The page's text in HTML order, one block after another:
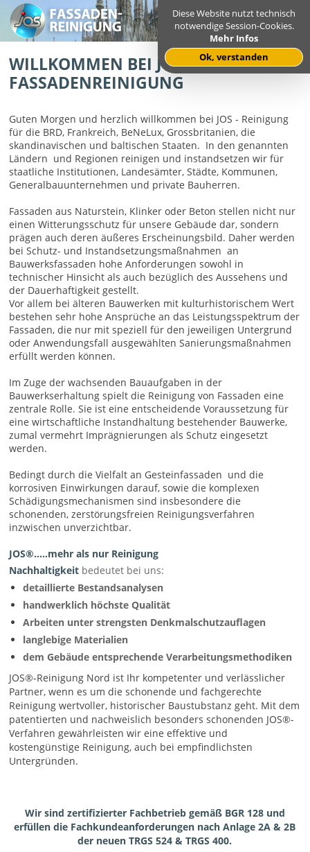
WILLKOMMEN BEI JOS©
FASSADENREINIGUNG
Guten Morgen und herzlich willkommen bei JOS - Reinigung
für die BRD, Frankreich, BeNeLux, Grossbritanien, die
skandinavischen und baltischen Staaten. In den genannten
Ländern und Regionen reinigen und instandsetzen wir für
staatliche Institutionen, Landesämter, Städte, Kommunen,
Generalbauunternehmen und private Bauherren.
Fassaden aus Naturstein, Klinker oder Beton stellen nicht nur
einen Witterungsschutz für unsere Gebäude dar, sondern
prägen auch deren äußeres Erscheinungsbild. Daher werden
bei Schutz- und Instandsetzungsmaßnahmen an
Bauwerksfassaden hohe Anforderungen sowohl in
technischer Hinsicht als auch bezüglich des Aussehens und
der Dauerhaftigkeit gestellt.
Vor allem bei älteren Bauwerken mit kulturhistorischem Wert
bestehen sehr hohe Ansprüche an das Leistungsspektrum der
Fassaden, die nur mit speziell für den jeweiligen Untergrund
oder Anwendungsfall ausgewählten Sanierungsmaßnahmen
erfüllt werden können.
Im Zuge der wachsenden Bauaufgaben in der
Bauwerkserhaltung spielt die Reinigung von Fassaden eine
zentrale Rolle. Sie ist eine entscheidende Voraussetzung für
eine wirtschaftliche Instandhaltung bestehender Bauwerke,
zumal vermehrt Imprägnierungen als Schutz eingesetzt
werden.
Bedingt durch die Vielfalt an Gesteinfassaden und die
korrosiven Einwirkungen darauf, sowie die komplexen
Schädigungsmechanismen sind insbesondere die
schonenden, zerstörungsfreien Reinigungsverfahren
inzwischen unverzichtbar.
JOS®.....mehr als nur Reinigung
Nachhaltigkeit bedeutet bei uns:
detaillierte Bestandsanalysen
handwerklich höchste Qualität
Arbeiten unter strengsten Denkmalschutzauflagen
langlebige Materialien
dem Gebäude entsprechende Verarbeitungsmethodiken
JOS®-Reinigung Nord ist Ihr kompetenter und verlässlicher
Partner, wenn es um die schonende und fachgerechte
Reinigung wertvoller, historischer Baustubstanz geht. Mit dem
patentierten und nachweislich besonders schonenden JOS®-
Verfahren gewährleisten wir eine effektive und
kostengünstige Reinigung, auch bei empfindlichsten
Untergründen.
Wir sind zertifizierter Fachbetrieb gemäß BGR 128 und
erfüllen die Fachkundeanforderungen nach Anlage 2A & 2B
der neuen TRGS 524 & TRGS 400.
Diese Website nutzt technisch
notwendige Session-Cookies.
Mehr Infos
Ok, verstanden